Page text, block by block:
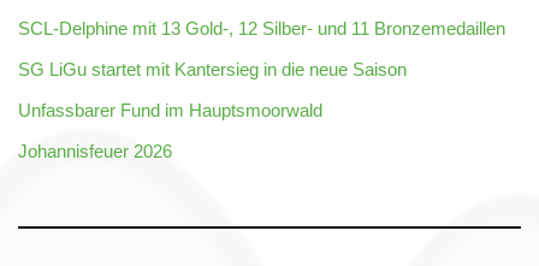
SCL-Delphine mit 13 Gold-, 12 Silber- und 11 Bronzemedaillen
SG LiGu startet mit Kantersieg in die neue Saison
Unfassbarer Fund im Hauptsmoorwald
Johannisfeuer 2026